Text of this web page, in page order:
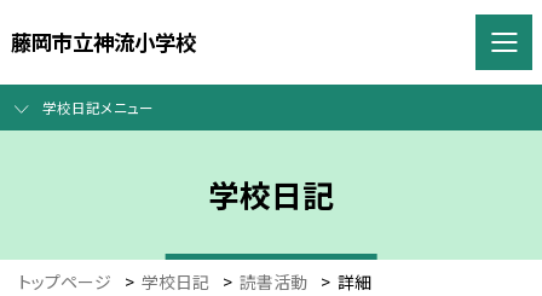
藤岡市立神流小学校
学校日記メニュー
学校日記
トップページ > 学校日記 > 読書活動 > 詳細